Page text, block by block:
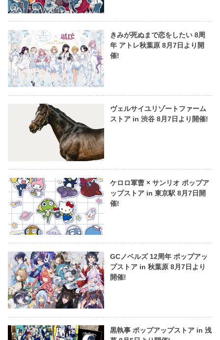
きみが死ぬまで恋をしたい 8周
年 アトレ秋葉原 8月7日より開
催!
ヴェルサイユリゾートファーム
ストア in 渋谷 8月7日より開催!
ケロロ軍曹 × サンリオ ポップア
ップストア in 東京駅 8月7日開
催!
GCノベルズ 12周年 ポップアッ
プストア in 秋葉原 8月7日より
開催!
黒執事 ポップアップストア in 浅